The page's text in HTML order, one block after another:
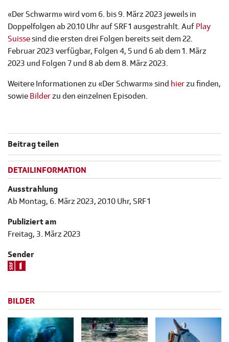
«Der Schwarm» wird vom 6. bis 9. März 2023 jeweils in
Doppelfolgen ab 20.10 Uhr auf SRF 1 ausgestrahlt. Auf Play
Suissesind die ersten drei Folgen bereits seit dem 22.
Februar 2023 verfügbar, Folgen 4, 5 und 6 ab dem 1. März
2023 und Folgen 7 und 8 ab dem 8. März 2023.
Weitere Informationen zu «Der Schwarm» sind hierzu finden,
sowie Bilderzu den einzelnen Episoden.
Beitrag teilen
DETAILINFORMATION
Ausstrahlung
Ab Montag, 6. März 2023, 20.10 Uhr, SRF 1
Publiziert am
Freitag, 3. März 2023
Sender
BILDER